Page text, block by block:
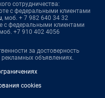
сотрудничества:
с федеральными клиентами
, моб. + 7 982 640 34 32
с федеральными клиентами
+7 910 402 4056
за достоверность
объявлениях.
cookies